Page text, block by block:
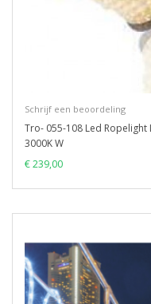
Schrijf een beoordeling
Tro- 055-108 Led Ropelight
3000K W
€ 239,00